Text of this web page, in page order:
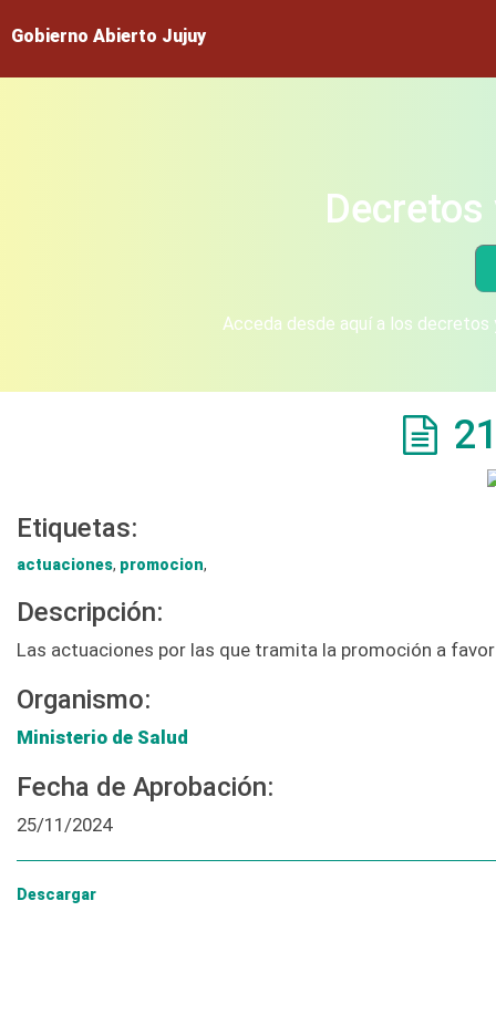
Gobierno Abierto Jujuy
Acceda desde aquí a los
Etiquetas:
actuaciones, promocion,
Descripción:
Las actuaciones por las que tramita la promoción a
Organismo:
Ministerio de Salud
Fecha de Aprobación:
25/11/2024
Descargar